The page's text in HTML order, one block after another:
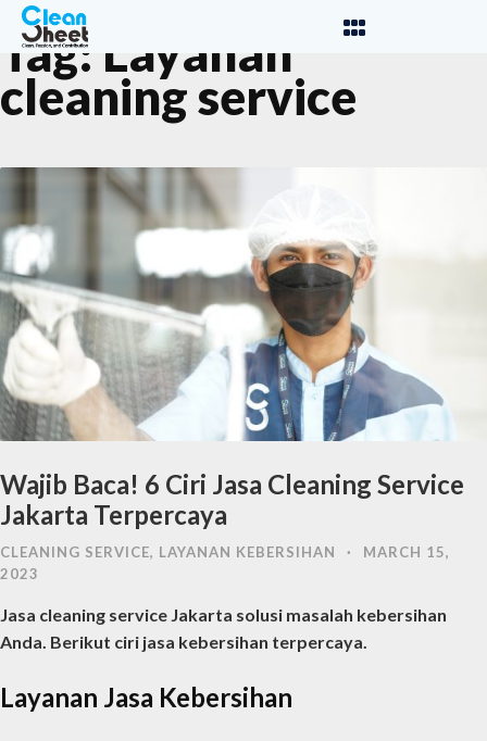
Tag: Layanan
cleaning service
Wajib Baca! 6 Ciri Jasa Cleaning Service
Jakarta Terpercaya
CLEANING SERVICE, LAYANAN KEBERSIHAN ·
MARCH 15,
2023
Jasa cleaning service Jakarta solusi masalah kebersihan
Anda. Berikut ciri jasa kebersihan terpercaya.
Layanan Jasa Kebersihan